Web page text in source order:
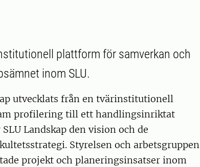
plattform för samverkan och
inom SLU.
utvecklats från en tvärinstitutionell
profilering till ett handlingsinriktat
Landskap den vision och de
Styrelsen och arbetsgruppen
projekt och planeringsinsatser inom